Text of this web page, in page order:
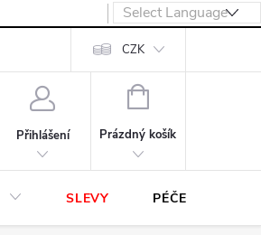
CZK
Přihlášení
NÁKUPNÍ
Prázdný košík
SLEVY PÉČE O OBUV